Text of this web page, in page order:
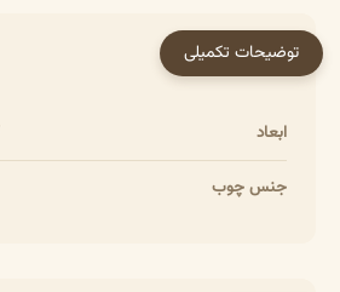
توضیحات تکمیلی
ابعاد
جنس چوب